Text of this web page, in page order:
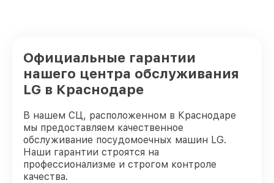
Официальные гарантии
нашего центра обслуживания
LG в Краснодаре
В нашем СЦ, расположенном в Краснодаре
мы предоставляем качественное
обслуживание посудомоечных машин LG.
Наши гарантии строятся на
профессионализме и строгом контроле
качества.